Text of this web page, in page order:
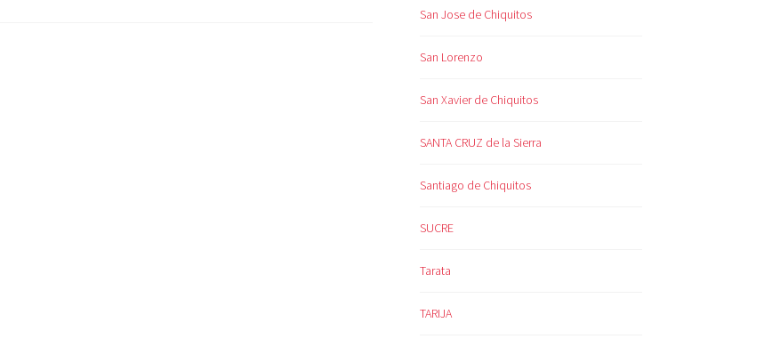
San Jose de Chiquitos
San Lorenzo
San Xavier de Chiquitos
SANTA CRUZ de la Sierra
Santiago de Chiquitos
SUCRE
Tarata
TARIJA